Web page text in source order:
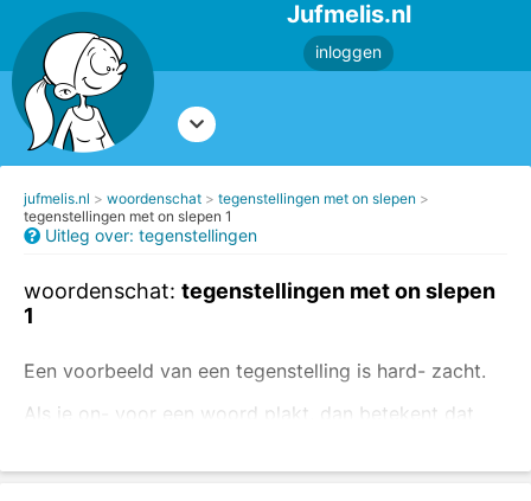
Jufmelis.nl
inloggen
jufmelis.nl woordenschat
tegenstellingen met on slepen
tegenstellingen met on slepen 1
Uitleg over: tegenstellingen
woordenschat: tegenstellingen met on slepen
1
Een voorbeeld van een tegenstelling is hard- zacht.
Als je on- voor een woord plakt, dan betekent dat
Voorbeeld: onhandig - niet handig